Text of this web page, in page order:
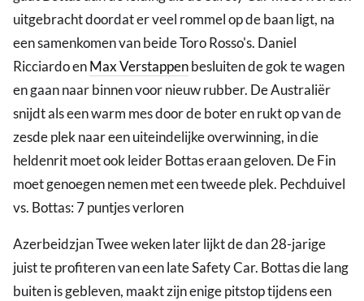
uitgebracht doordat er veel rommel op de baan ligt, na
een samenkomen van beide Toro Rosso's. Daniel
Ricciardo enMax Verstappenbesluiten de gok te wagen
en gaan naar binnen voor nieuw rubber. De Australiër
snijdt als een warm mes door de boter en rukt op van de
zesde plek naar een uiteindelijke overwinning, in die
heldenrit moet ook leider Bottas eraan geloven. De Fin
moet genoegen nemen met een tweede plek. Pechduivel
vs. Bottas: 7 puntjes verloren
Azerbeidzjan Twee weken later lijkt de dan 28-jarige
juist te profiteren van een late Safety Car. Bottas die lang
buiten is gebleven, maakt zijn enige pitstop tijdens een